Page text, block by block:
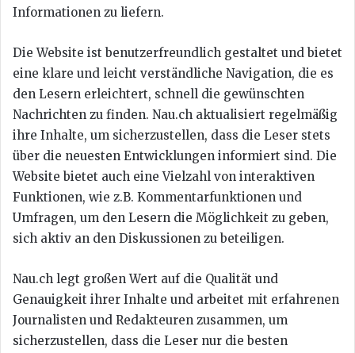
Informationen zu liefern.
Die Website ist benutzerfreundlich gestaltet und bietet
eine klare und leicht verständliche Navigation, die es
den Lesern erleichtert, schnell die gewünschten
Nachrichten zu finden. Nau.ch aktualisiert regelmäßig
ihre Inhalte, um sicherzustellen, dass die Leser stets
über die neuesten Entwicklungen informiert sind. Die
Website bietet auch eine Vielzahl von interaktiven
Funktionen, wie z.B. Kommentarfunktionen und
Umfragen, um den Lesern die Möglichkeit zu geben,
sich aktiv an den Diskussionen zu beteiligen.
Nau.ch legt großen Wert auf die Qualität und
Genauigkeit ihrer Inhalte und arbeitet mit erfahrenen
Journalisten und Redakteuren zusammen, um
sicherzustellen, dass die Leser nur die besten